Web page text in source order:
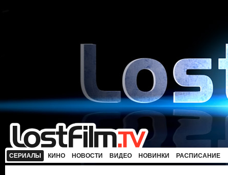
СЕРИАЛЫ КИНО НОВОСТИ ВИДЕО НОВИНКИ РАСПИСАНИЕ